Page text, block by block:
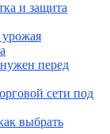
и защита
перед
сети под
выбрать